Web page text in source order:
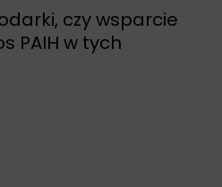
czy wsparcie
PAIH w tych